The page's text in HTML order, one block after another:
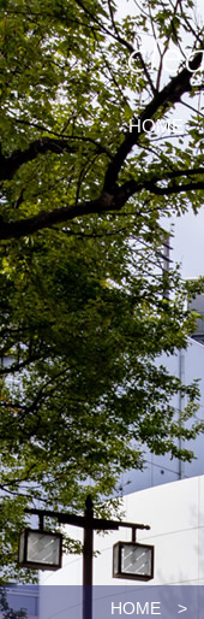
HOME
HOME >